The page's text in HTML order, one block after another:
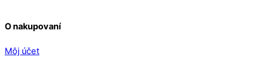
O nakupovaní
Môj účet